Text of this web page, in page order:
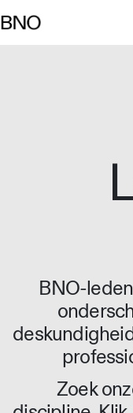
BNO-
Zoek